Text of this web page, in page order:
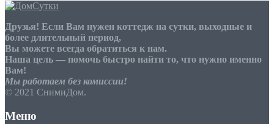
Друзья! Если Вам нужен коттедж на сутки, выходные и
более длительный период,
Вы можете всегда обратиться к нам.
Наша цель — помочь быстро найти то, что нужно именно
Вам!
Мы работаем без комиссии!
© 2021 СнимиДом.
Меню